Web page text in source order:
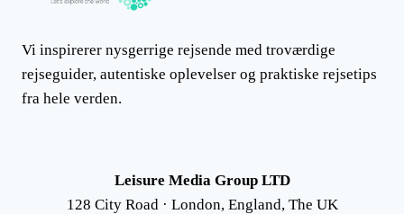
Vi inspirerer nysgerrige rejsende med troværdige
rejseguider, autentiske oplevelser og praktiske rejsetips
fra hele verden.
Leisure Media Group LTD
128 City Road · London, England, The UK